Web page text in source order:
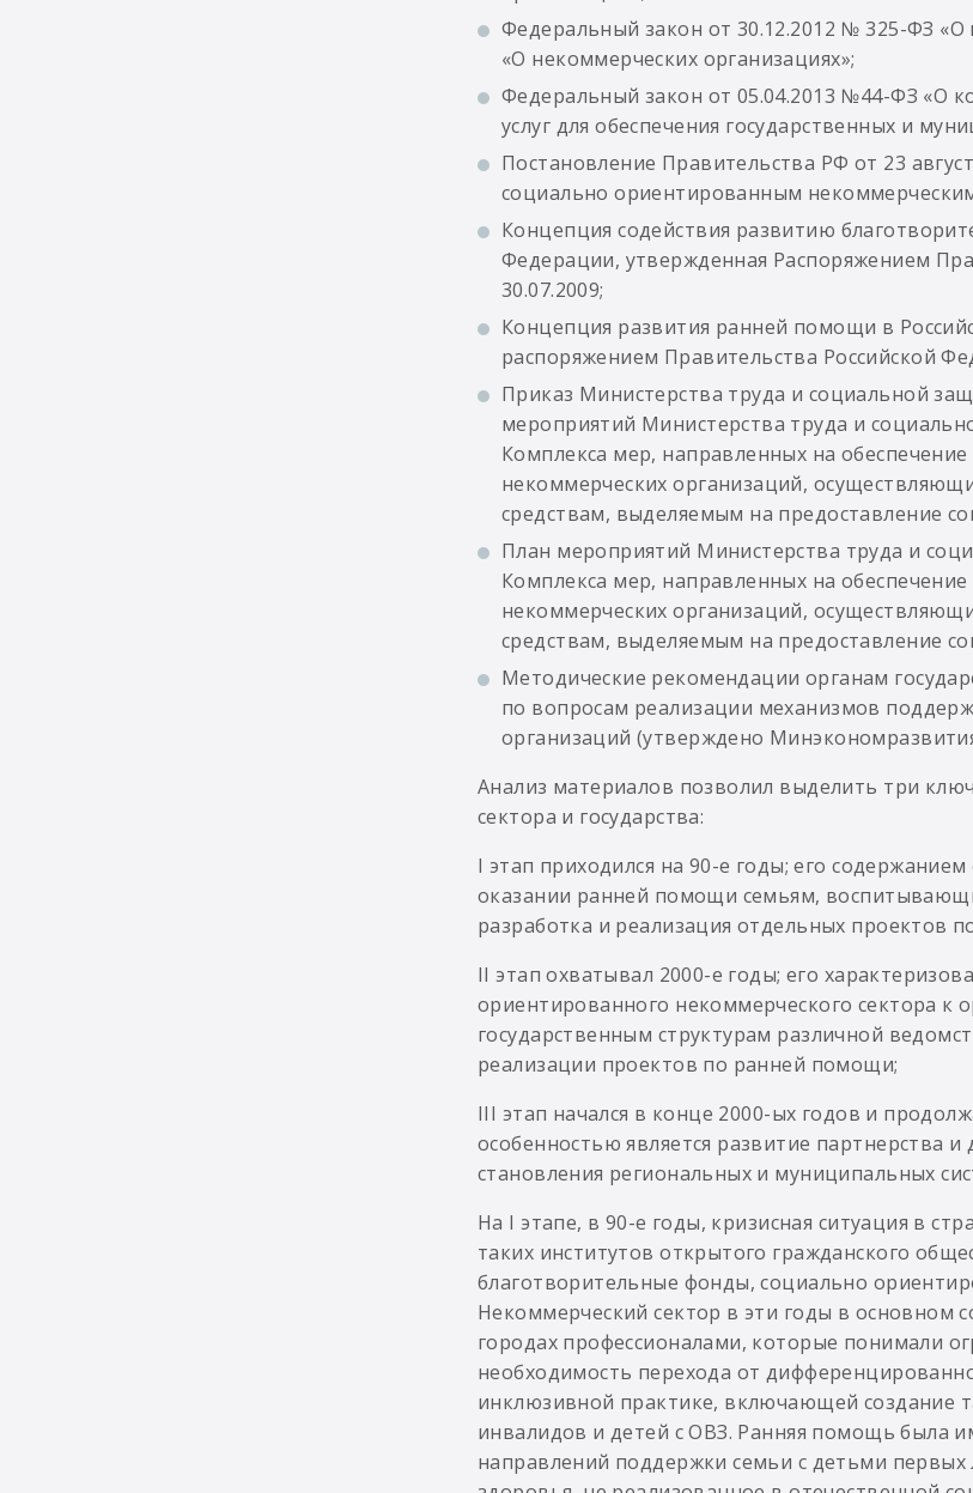
Федеральный закон от 30.12.2012 № 325-ФЗ
«О некоммерческих организациях»;
Федеральный закон от 05.04.2013 №44-ФЗ «О
услуг для обеспечения государственных и
Постановление Правительства РФ от 23
социально ориентированным
Концепция содействия развитию
Федерации, утвержденная Распоряжением
30.07.2009;
Концепция развития ранней помощи в
распоряжением Правительства Российской
Приказ Министерства труда и социальной
мероприятий Министерства труда и
Комплекса мер, направленных на
некоммерческих организаций,
средствам, выделяемым на предоставление
План мероприятий Министерства труда и
Комплекса мер, направленных на
некоммерческих организаций,
средствам, выделяемым на предоставление
Методические рекомендации органам
по вопросам реализации механизмов
организаций (утверждено
Анализ материалов позволил выделить три
сектора и государства:
I этап приходился на 90-е годы; его
оказании ранней помощи семьям,
разработка и реализация отдельных проектов
II этап охватывал 2000-е годы; его
ориентированного некоммерческого сектора к
государственным структурам различной
реализации проектов по ранней помощи;
III этап начался в конце 2000-ых годов и
особенностью является развитие партнерства
становления региональных и муниципальных
На I этапе, в 90-е годы, кризисная ситуация в
таких институтов открытого гражданского
благотворительные фонды, социально
Некоммерческий сектор в эти годы в основном
городах профессионалами, которые понимали
необходимость перехода от
инклюзивной практике, включающей создание
инвалидов и детей с ОВЗ. Ранняя помощь была
направлений поддержки семьи с детьми